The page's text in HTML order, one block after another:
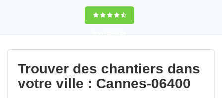
9,5(100%)64
votes
Trouver des chantiers dans
votre ville : Cannes-06400